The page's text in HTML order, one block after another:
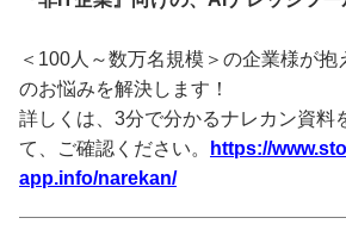
＜100人～数万名規模＞の企業様が抱
のお悩みを解決します！
詳しくは、3分で分かるナレカン資料
て、ご確認ください。
https://
app.info/narekan/